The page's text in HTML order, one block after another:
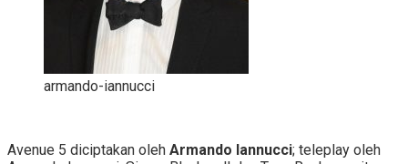
armando-iannucci
Avenue 5 diciptakan oleh Armando Iannucci; teleplay oleh